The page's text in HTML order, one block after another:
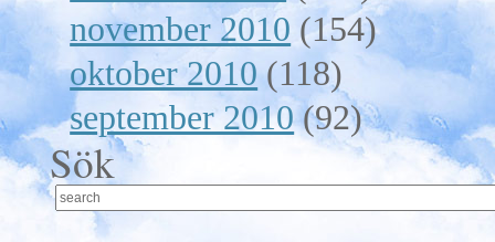
november 2010 (154)
oktober 2010(118)
september 2010(92)
Sök